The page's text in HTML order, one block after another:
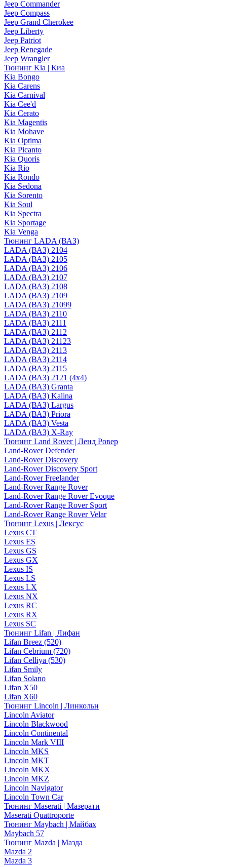
Jeep Commander
Jeep Compass
Jeep Grand Cherokee
Jeep Liberty
Jeep Patriot
Jeep Renegade
Jeep Wrangler
Тюнинг Kia | Киа
Kia Bongo
Kia Carens
Kia Carnival
Kia Cee'd
Kia Cerato
Kia Magentis
Kia Mohave
Kia Optima
Kia Picanto
Kia Quoris
Kia Rio
Kia Rondo
Kia Sedona
Kia Sorento
Kia Soul
Kia Spectra
Kia Sportage
Kia Venga
Тюнинг LADA (ВАЗ)
LADA (ВАЗ) 2104
LADA (ВАЗ) 2105
LADA (ВАЗ) 2106
LADA (ВАЗ) 2107
LADA (ВАЗ) 2108
LADA (ВАЗ) 2109
LADA (ВАЗ) 21099
LADA (ВАЗ) 2110
LADA (ВАЗ) 2111
LADA (ВАЗ) 2112
LADA (ВАЗ) 21123
LADA (ВАЗ) 2113
LADA (ВАЗ) 2114
LADA (ВАЗ) 2115
LADA (ВАЗ) 2121 (4x4)
LADA (ВАЗ) Granta
LADA (ВАЗ) Kalina
LADA (ВАЗ) Largus
LADA (ВАЗ) Priora
LADA (ВАЗ) Vesta
LADA (ВАЗ) X-Ray
Тюнинг Land Rover | Ленд Ровер
Land-Rover Defender
Land-Rover Discovery
Land-Rover Discovery Sport
Land-Rover Freelander
Land-Rover Range Rover
Land-Rover Range Rover Evoque
Land-Rover Range Rover Sport
Land-Rover Range Rover Velar
Тюнинг Lexus | Лексус
Lexus CT
Lexus ES
Lexus GS
Lexus GX
Lexus IS
Lexus LS
Lexus LX
Lexus NX
Lexus RC
Lexus RX
Lexus SC
Тюнинг Lifan | Лифан
Lifan Breez (520)
Lifan Cebrium (720)
Lifan Celliya (530)
Lifan Smily
Lifan Solano
Lifan X50
Lifan X60
Тюнинг Lincoln | Линкольн
Lincoln Aviator
Lincoln Blackwood
Lincoln Continental
Lincoln Mark VIII
Lincoln MKS
Lincoln MKT
Lincoln MKX
Lincoln MKZ
Lincoln Navigator
Lincoln Town Car
Тюнинг Maserati | Мазерати
Maserati Quattroporte
Тюнинг Maybach | Майбах
Maybach 57
Тюнинг Mazda | Мазда
Mazda 2
Mazda 3